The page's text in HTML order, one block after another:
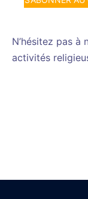
N’hésitez pas
activités